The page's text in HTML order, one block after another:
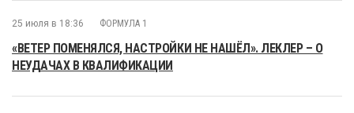
25 июля в 18:36 ФОРМУЛА 1
«ВЕТЕР ПОМЕНЯЛСЯ, НАСТРОЙКИ НЕ НАШЁЛ». ЛЕКЛЕР – О
НЕУДАЧАХ В КВАЛИФИКАЦИИ